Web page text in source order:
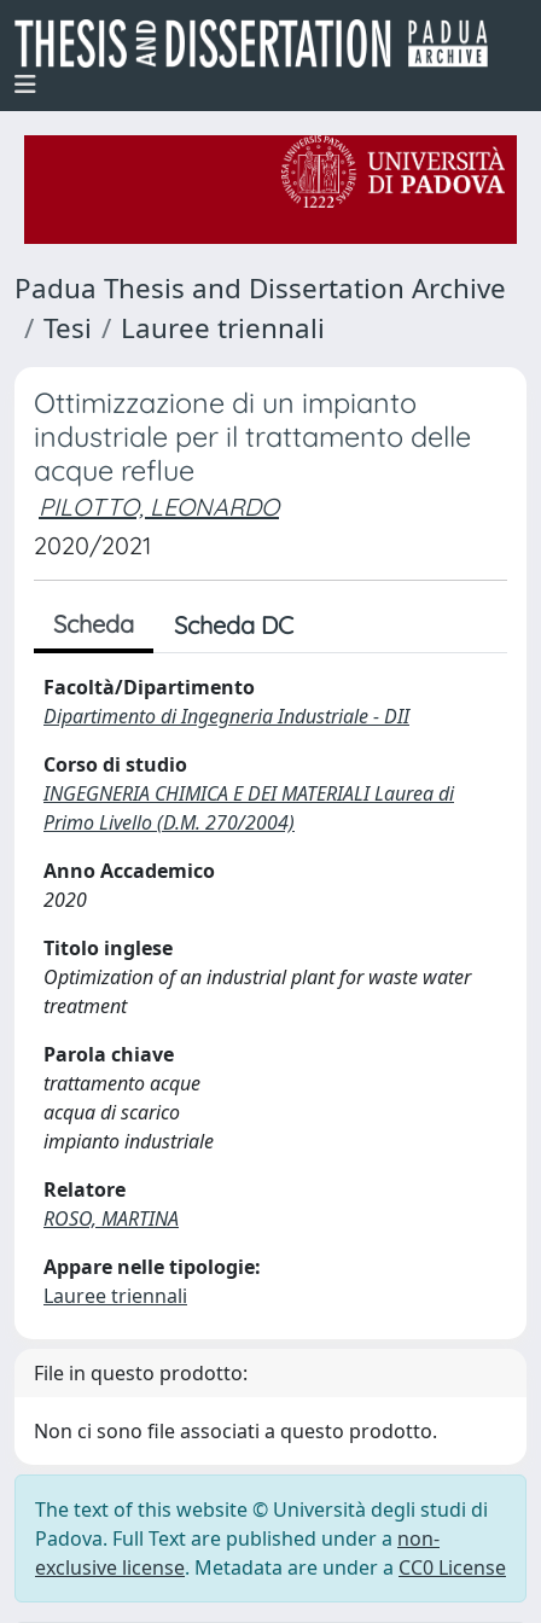
Padua Thesis and Dissertation Archive
Tesi
Lauree triennali
Ottimizzazione di un impianto
industriale per il trattamento delle
acque reflue
PILOTTO, LEONARDO
2020/2021
Scheda Scheda DC
Facoltà/Dipartimento
Dipartimento di Ingegneria Industriale - DII
Corso di studio
INGEGNERIA CHIMICA E DEI MATERIALI Laurea di
Primo Livello (D.M. 270/2004)
Anno Accademico
2020
Titolo inglese
Optimization of an industrial plant for waste water
treatment
Parola chiave
trattamento acque
acqua di scarico
impianto industriale
Relatore
ROSO, MARTINA
Appare nelle tipologie:
Lauree triennali
File in questo prodotto:
Non ci sono file associati a questo prodotto.
The text of this website © Università degli studi di
Padova. Full Text are published under a non-
exclusive license. Metadata are under a CC0 License